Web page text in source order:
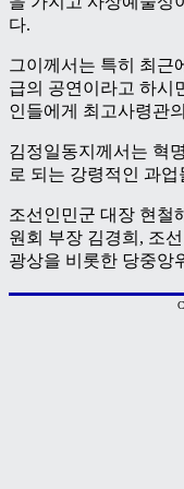
다.
그이께서는 특히 최근
급의 공연이라고 하시
인들에게 최고사령관
김정일동지께서는 혁
로 되는 강령적인 과
조선인민군 대장 현철
원회 부장 김경희, 조
광상을 비롯한 당중앙